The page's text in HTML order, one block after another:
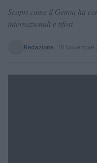
Scopri come il Genoa ha
internazionali e tifosi
Redazione 18 Novembre